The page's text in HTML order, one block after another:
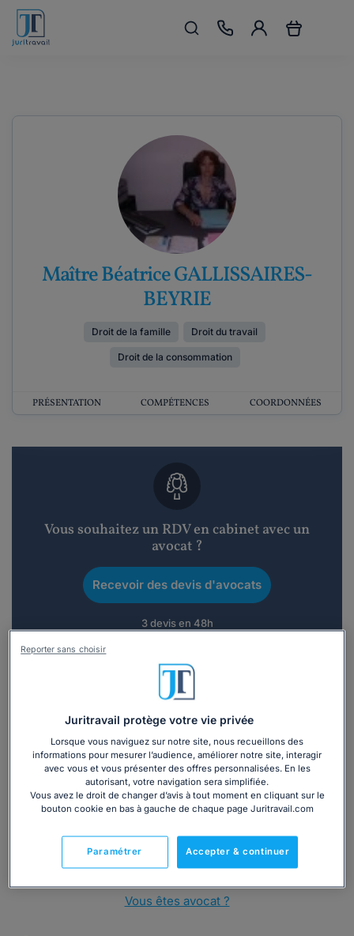
Maître Béatrice GALLISSAIRES-
BEYRIE
Droit de la famille Droit du travail
Droit de la consommation
PRÉSENTATION COMPÉTENCES COORDONNÉES
Vous souhaitez un RDV en cabinet avec un
avocat ?
Recevoir des devis d'avocats
3 devis en 48h
Vous souhaitez une consultation par
téléphone ?
Consulter immédiatement
vendredi)
Vous êtes avocat ?
Juritravail protège votre vie privée
Lorsque vous naviguez sur notre site, nous recueillons des
informations pour mesurer l’audience, améliorer notre site, interagir
avec vous et vous présenter des offres personnalisées. En les
autorisant, votre navigation sera simplifiée.
Vous avez le droit de changer d’avis à tout moment en cliquant sur le
bouton cookie en bas à gauche de chaque page Juritravail.com
Accepter & continuer
Paramétrer
Reporter sans choisir